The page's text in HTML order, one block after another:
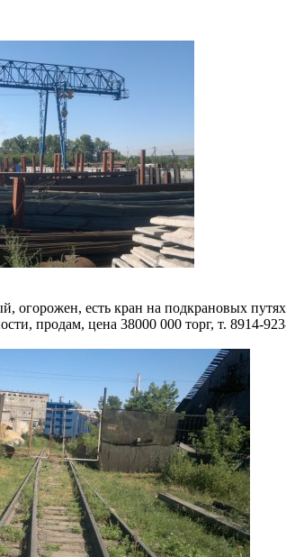
есть кран на подкрановых
продам, цена 38000 000 торг, т. 8914-